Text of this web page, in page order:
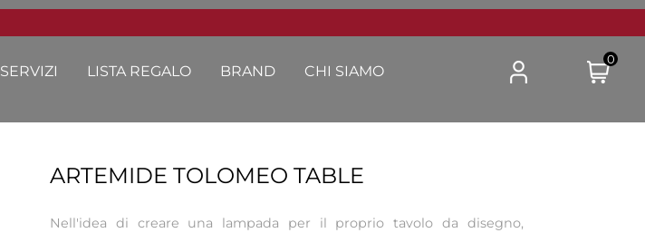
SERVIZI LISTA REGALO BRAND CHI SIAMO
0
ARTEMIDE TOLOMEO TABLE
Nell'idea di creare una lampada per il proprio tavolo da disegno,